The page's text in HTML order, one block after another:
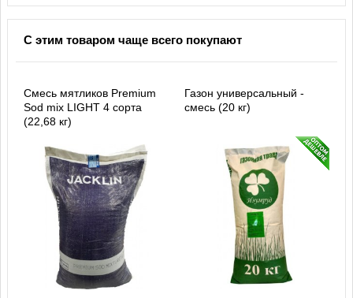
С этим товаром чаще всего покупают
Смесь мятликов Premium
Sod mix LIGHT 4 сорта
(22,68 кг)
Газон универсальный -
смесь (20 кг)